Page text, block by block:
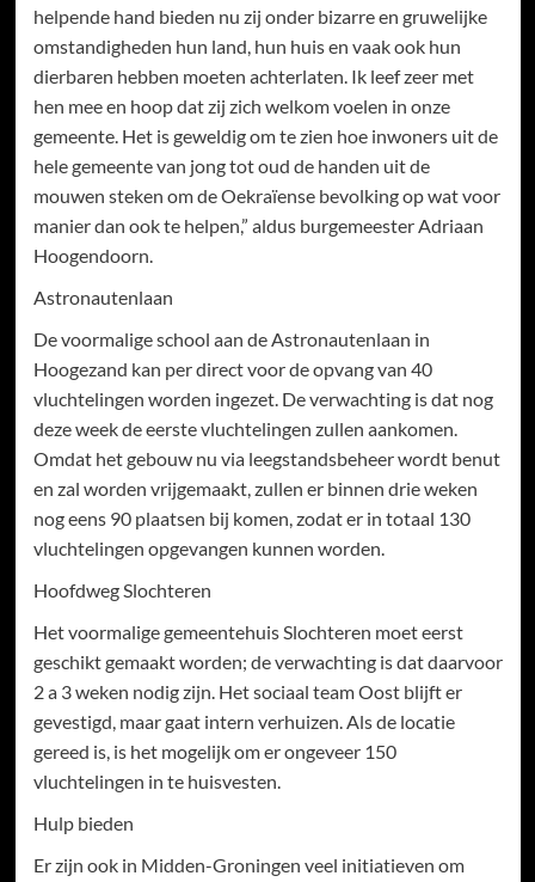
helpende hand bieden nu zij onder bizarre en gruwelijke
omstandigheden hun land, hun huis en vaak ook hun
dierbaren hebben moeten achterlaten. Ik leef zeer met
hen mee en hoop dat zij zich welkom voelen in onze
gemeente. Het is geweldig om te zien hoe inwoners uit de
hele gemeente van jong tot oud de handen uit de
mouwen steken om de Oekraïense bevolking op wat voor
manier dan ook te helpen,” aldus burgemeester Adriaan
Hoogendoorn.
Astronautenlaan
De voormalige school aan de Astronautenlaan in
Hoogezand kan per direct voor de opvang van 40
vluchtelingen worden ingezet. De verwachting is dat nog
deze week de eerste vluchtelingen zullen aankomen.
Omdat het gebouw nu via leegstandsbeheer wordt benut
en zal worden vrijgemaakt, zullen er binnen drie weken
nog eens 90 plaatsen bij komen, zodat er in totaal 130
vluchtelingen opgevangen kunnen worden.
Hoofdweg Slochteren
Het voormalige gemeentehuis Slochteren moet eerst
geschikt gemaakt worden; de verwachting is dat daarvoor
2 a 3 weken nodig zijn. Het sociaal team Oost blijft er
gevestigd, maar gaat intern verhuizen. Als de locatie
gereed is, is het mogelijk om er ongeveer 150
vluchtelingen in te huisvesten.
Hulp bieden
Er zijn ook in Midden-Groningen veel initiatieven om